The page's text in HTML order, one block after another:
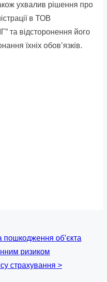
ухвалив рішення про
в ТОВ
та відсторонення його
їхніх обов’язків.
пошкодження об’єкта
ризиком
страхування >